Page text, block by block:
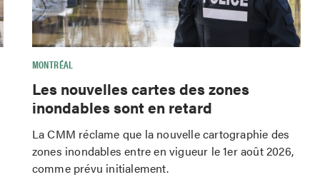
MONTRÉAL
Les nouvelles cartes des zones
inondables sont en retard
La CMM réclame que la nouvelle cartographie des
zones inondables entre en vigueur le 1er août 2026,
comme prévu initialement.